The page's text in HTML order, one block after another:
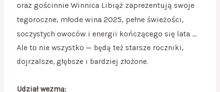
oraz gościnnie Winnica Libiąż zaprezentują swoje
tegoroczne, młode wina 2025, pełne świeżości,
soczystych owoców i energii kończącego się lata …
Ale to nie wszystko — będą też starsze roczniki,
dojrzalsze, głębsze i bardziej złożone.
Udział wezmą: